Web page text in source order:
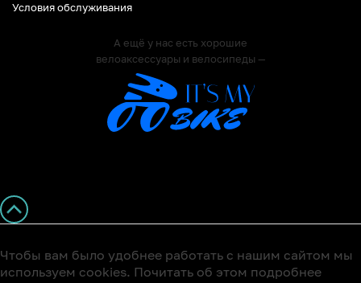
Условия обслуживания
А ещё у нас есть хорошие
велоаксессуары и велосипеды —
Чтобы вам было удобнее работать с нашим сайтом мы
используем cookies. Почитать об этом подробнее